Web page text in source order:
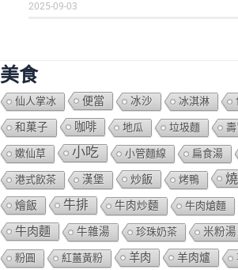
2025-09-03
美食
仙人掌冰 便當 冰沙 冰淇淋
和菓子 咖啡 地瓜 垃圾麵 壽
嫰仙草 小吃 小管麵線 扁食湯
港式飲茶 漢堡 炒飯 烤鴨
燴飯 牛排 牛肉炒麵 牛肉熗麵
牛肉麵 牛雜湯 珍珠奶茶 米粉湯
粉圓 紅薑黃粉 羊肉 羊肉爐